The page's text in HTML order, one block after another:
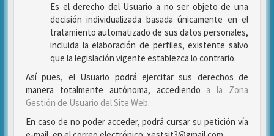
Es el derecho del Usuario a no ser objeto de una
decisión individualizada basada únicamente en el
tratamiento automatizado de sus datos personales,
incluida la elaboración de perfiles, existente salvo
que la legislación vigente establezca lo contrario.
Así pues, el Usuario podrá ejercitar sus derechos de
manera totalmente autónoma, accediendo a la Zona
Gestión de Usuario del Site Web.
En caso de no poder acceder, podrá cursar su petición vía